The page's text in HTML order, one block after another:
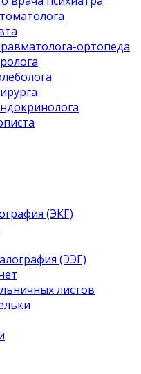
ортопеда
(ЭКГ)
(ЭЭГ)
листов